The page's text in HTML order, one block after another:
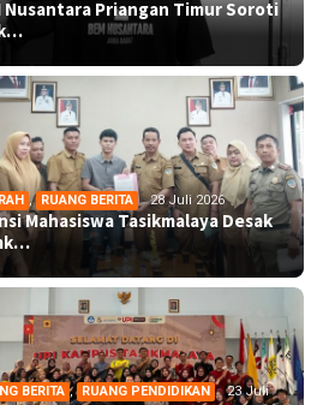
Nusantara Priangan Timur Soroti
, RUANG BERITA 28 Juli 2026
Mahasiswa Tasikmalaya Desak
BERITA , RUANG PENDIDIKAN
23 Juli